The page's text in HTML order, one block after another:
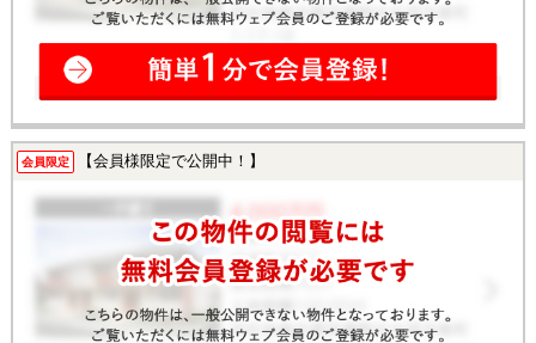
会員限定 【会員様限定で公開中！】